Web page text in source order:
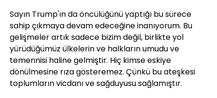
Sayın Trump'ın da öncülüğünü yaptığı bu sürece
sahip çıkmaya devam edeceğine inanıyorum. Bu
gelişmeler artık sadece bizim değil, birlikte yol
yürüdüğümüz ülkelerin ve halkların umudu ve
temennisi haline gelmiştir. Hiç kimse eskiye
dönülmesine rıza gösteremez. Çünkü bu ateşkesi
toplumların vicdanı ve sağduyusu sağlamıştır.